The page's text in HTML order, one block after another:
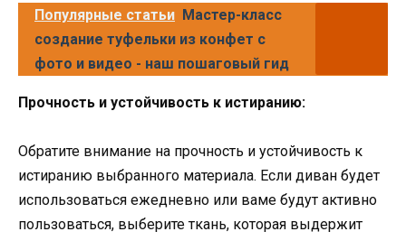
Популярные статьи Мастер-класс
создание туфельки из конфет с
фото и видео - наш пошаговый гид
Прочность и устойчивость к истиранию:
Обратите внимание на прочность и устойчивость к
истиранию выбранного материала. Если диван будет
использоваться ежедневно или ваме будут активно
пользоваться, выберите ткань, которая выдержит